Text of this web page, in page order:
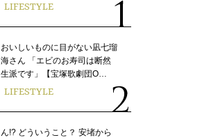
LIFESTYLE
おいしいものに目がない凪七瑠
海さん 「エビのお寿司は断然
生派です」【宝塚歌劇団O…
LIFESTYLE
ん!? どういうこと？ 安堵から